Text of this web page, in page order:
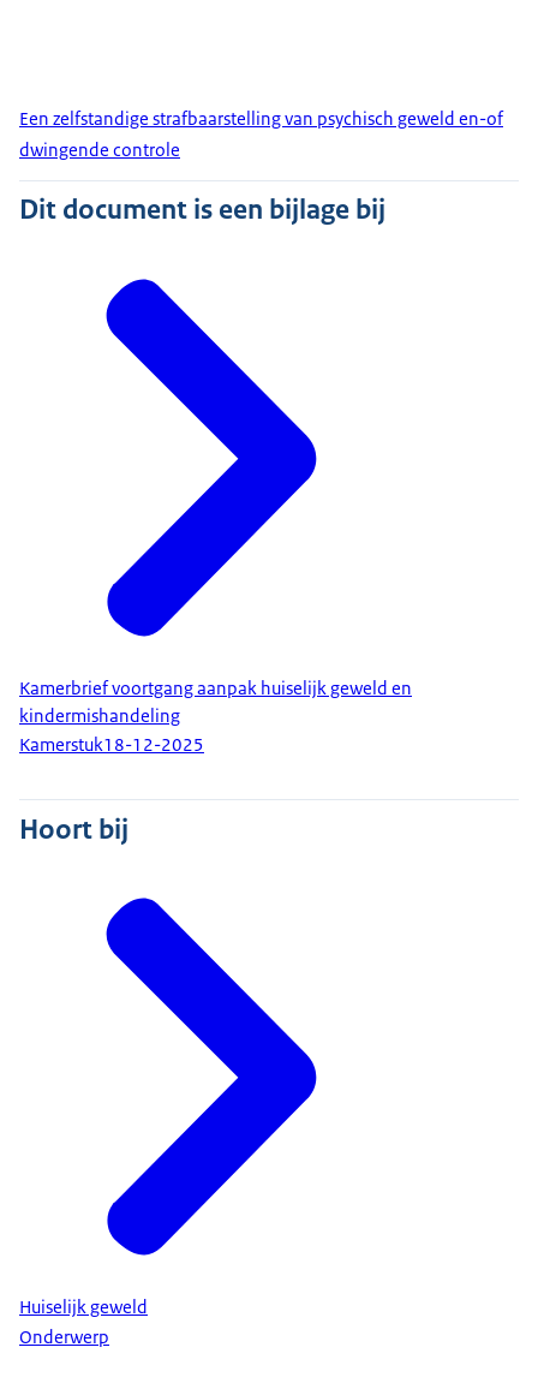
Een zelfstandige strafbaarstelling van psychisch geweld en-of
dwingende controle
Dit document is een bijlage bij
Kamerbrief voortgang aanpak huiselijk geweld en
kindermishandeling
Kamerstuk18-12-2025
Hoort bij
Huiselijk geweld
Onderwerp